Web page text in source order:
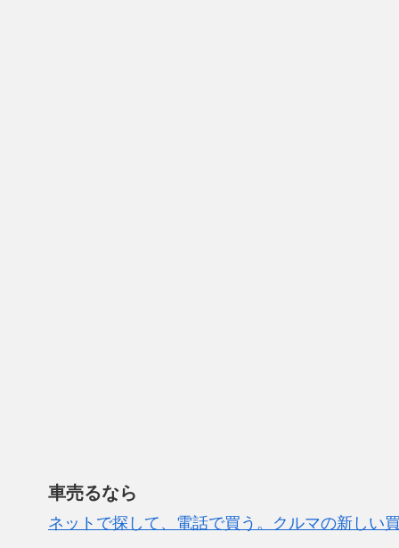
車売るなら
ネットで探して、電話で買う。クルマの新しい